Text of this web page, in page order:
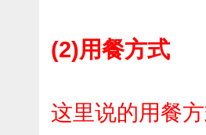
(2)用餐方式
这里说的用餐